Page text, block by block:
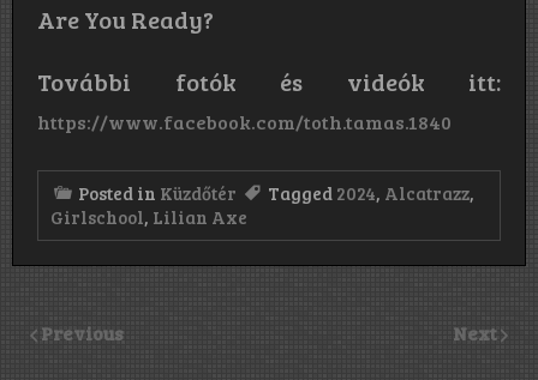
Are You Ready?
További fotók és videók itt:
https://www.facebook.com/toth.tamas.1840
Posted in Küzdőtér Tagged 2024, Alcatrazz,
Girlschool, Lilian Axe
Previous Next